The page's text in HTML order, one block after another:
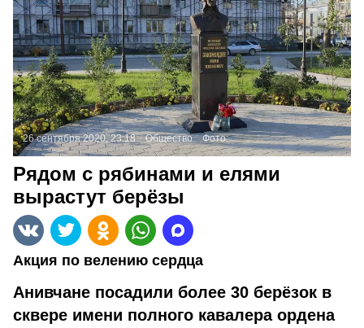
26 сентября 2020, 23:18 Общество Фото:
Рядом с рябинами и елями
вырастут берёзы
Акция по велению сердца
Анивчане посадили более 30 берёзок в
сквере имени полного кавалера ордена